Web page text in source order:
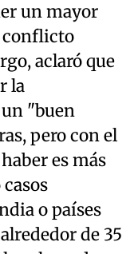
un mayor
conflicto
aclaró que
la
"buen
pero con el
es más
o países
de 35